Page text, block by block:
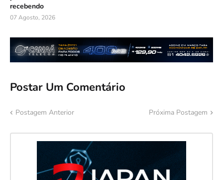
recebendo
07 Agosto, 2026
Postar Um Comentário
Postagem Anterior Próxima Postagem